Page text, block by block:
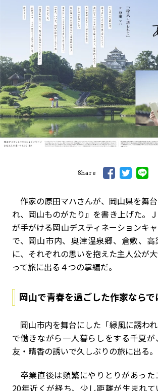
Share
作家の原田マハさんが、岡山県を舞
れ、岡山ものがたり』を書き上げた。
が手がける岡山デスティネーションキ
で、岡山市内、奥津温泉郷、倉敷、
に、それぞれの思いを抱えた主人公が
って旅に出る４つの掌編だ。
岡山で青春を過ごした作家なら
岡山市内を舞台にした「緑風に誘わ
で働きながら一人暮らしをする千夏
友・晴香の誘いで久しぶりの旅に出る。
卒業直後は頻繁にやりとりがあった
20年近くが経ち、少し距離が生まれ